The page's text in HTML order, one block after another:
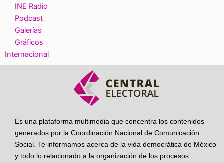
INE Radio
Podcast
Galerías
Gráficos
Internacional
Es una plataforma multimedia que concentra los contenidos
generados por la Coordinación Nacional de Comunicación
Social. Te informamos acerca de la vida democrática de México
y todo lo relacionado a la organización de los procesos